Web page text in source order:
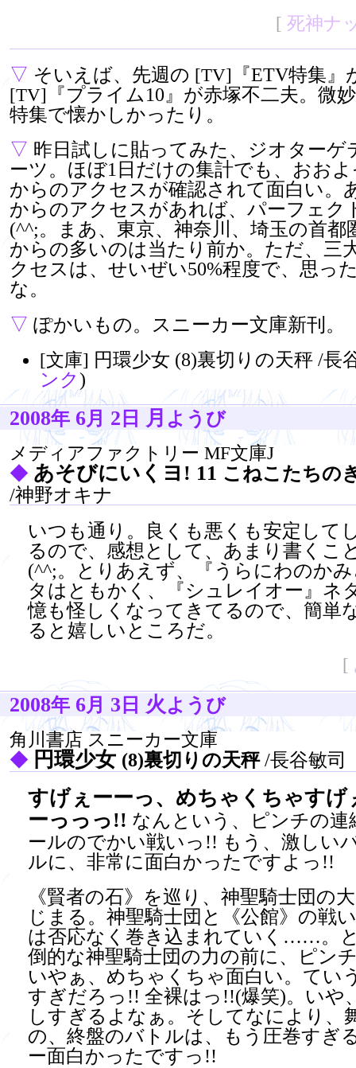
[ 死神ナ
▽ そいえば、先週の [TV] 『ETV特集
[TV]
『プライム10』が赤塚不二夫。微
特集で懐かしかったり。
▽ 昨日試しに貼ってみた、ジオターゲ
ーツ。ほぼ1日だけの集計でも、おお
からのアクセスが確認されて面白い。
からのアクセスがあれば、パーフェク
(^^;。まあ、東京、神奈川、埼玉の首都
からの多いのは当たり前か。ただ、三
クセスは、せいぜい50%程度で、思っ
な。
▽ ぽかいもの。スニーカー文庫新刊。
[文庫] 円環少女 (8)裏切りの天秤 /長
ンク)
2008年 6月 2 日 月 ようび
メディアファクトリー MF文庫J
◆ あそびにいくヨ! 11 こねこたちの
/神野オキナ
いつも通り。良くも悪くも安定して
るので、感想として、あまり書くこ
(^^;。とりあえず、『うらにわのか
タはともかく、『シュレイオー』ネ
憶も怪しくなってきてるので、簡単
ると嬉しいところだ。
[
2008年 6月 3 日 火ようび
角川書店 スニーカー文庫
◆ 円環少女 (8)裏切りの天秤/長谷敏司
すげぇーーっ、めちゃくちゃすげ
ーっっっ!! なんという、ピンチの連
ールのでかい戦いっ!! もう、激しい
ルに、非常に面白かったですよっ!!
《賢者の石》を巡り、神聖騎士団の
じまる。神聖騎士団と《公館》の戦
は否応なく巻き込まれていく……。
倒的な神聖騎士団の力の前に、ピン
いやぁ、めちゃくちゃ面白い。てい
すぎだろっ!! 全裸はっ!!(爆笑)。いや
しすぎるよなぁ。そしてなにより、
の、終盤のバトルは、もう圧巻すぎ
ー面白かったですっ!!